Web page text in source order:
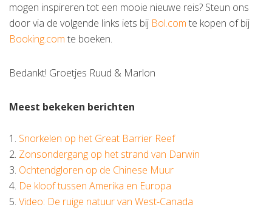
mogen inspireren tot een mooie nieuwe reis? Steun ons
door via de volgende links iets bij Bol.com te kopen of bij
Booking.com te boeken.
Bedankt! Groetjes Ruud & Marlon
Meest bekeken berichten
1. Snorkelen op het Great Barrier Reef
2. Zonsondergang op het strand van Darwin
3. Ochtendgloren op de Chinese Muur
4. De kloof tussen Amerika en Europa
5. Video: De ruige natuur van West-Canada